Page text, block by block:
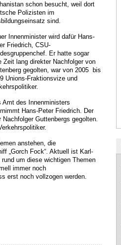
schon besucht, weil dort
Polizisten im
sind.
Innenminister wird dafür Hans-
Friedrich, CSU-
Er hatte sogar
Zeit lang direkter Nachfolger von
gegolten, war von 2005 bis
Unions-Fraktionsvize und
Amt des Innenministers
Hans-Peter Friedrich. Der
Guttenbergs gegolten.
anstehen, die
„Gorch Fock“. Aktuell ist Karl-
um diese wichtigen Themen
immer noch
erst noch vollzogen werden.